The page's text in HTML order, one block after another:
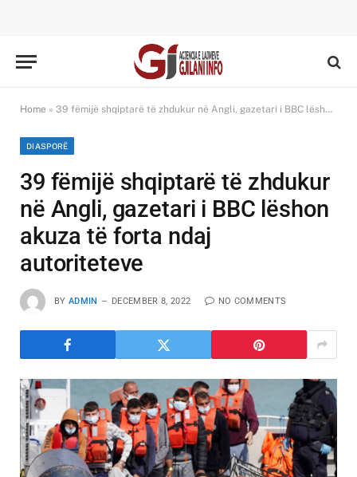
Home » 39 fëmijë shqiptarë të zhdukur në Angli, gazetari i BBC lëshon akuza të forta ndaj autoriteteve
DIASPORË
39 fëmijë shqiptarë të zhdukur
në Angli, gazetari i BBC lëshon
akuza të forta ndaj
autoriteteve
BY ADMIN DECEMBER 8, 2022 NO COMMENTS